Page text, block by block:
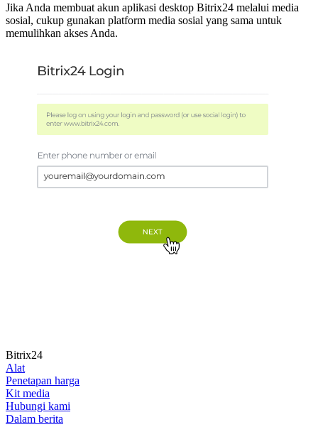
Jika Anda membuat akun aplikasi desktop Bitrix24 melalui media
sosial, cukup gunakan platform media sosial yang sama untuk
memulihkan akses Anda.
Bitrix24
Alat
Penetapan harga
Kit media
Hubungi kami
Dalam berita